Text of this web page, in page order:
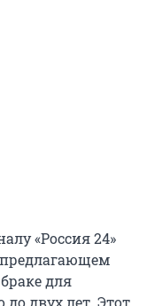
«Россия 24»
предлагающем
для
двух лет. Этот